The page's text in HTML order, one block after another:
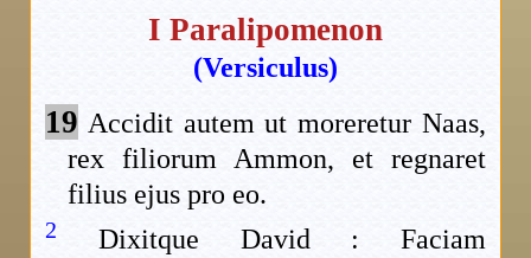
I Paralipomenon
(Versiculus)
19 Accidit autem ut moreretur Naas,
rex filiorum Ammon, et regnaret
filius ejus pro eo.
2
Dixitque David : Faciam